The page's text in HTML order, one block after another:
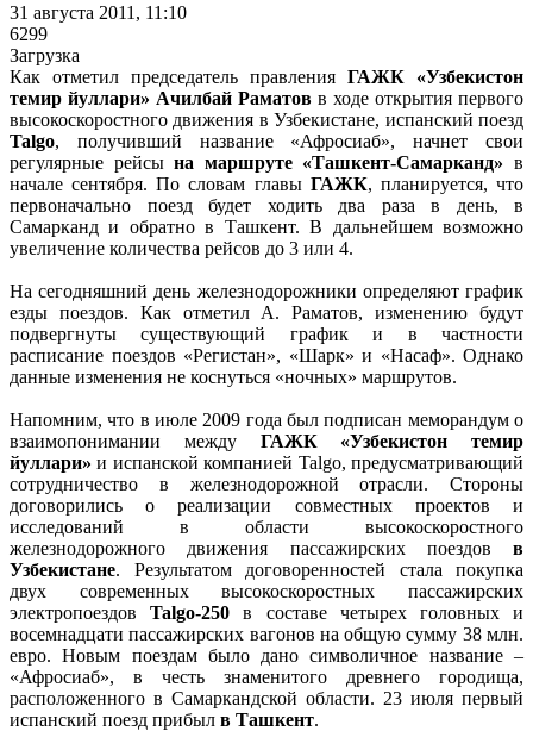
31 августа 2011, 11:10
6299
Загрузка
Как отметил председатель правления ГАЖК «Узбекистон
темир йуллари» Ачилбай Раматов в ходе открытия первого
высокоскоростного движения в Узбекистане, испанский поезд
Talgo, получивший название «Афросиаб», начнет свои
регулярные рейсына маршруте «Ташкент-Самарканд» в
начале сентября. По словам главы ГАЖК, планируется, что
первоначально поезд будет ходить два раза в день, в
Самарканд и обратно в Ташкент. В дальнейшем возможно
увеличение количества рейсов до 3 или 4.
На сегодняшний день железнодорожники определяют график
езды поездов. Как отметил А. Раматов, изменению будут
подвергнуты существующий график и в частности
расписание поездов «Регистан», «Шарк» и «Насаф». Однако
данные изменения не коснуться «ночных» маршрутов.
Напомним, что в июле 2009 года был подписан меморандум о
взаимопонимании между ГАЖК «Узбекистон темир
йуллари» и испанской компанией Talgo, предусматривающий
сотрудничество в железнодорожной отрасли. Стороны
договорились о реализации совместных проектов и
исследований в области высокоскоростного
железнодорожного движения пассажирских поездов в
Узбекистане. Результатом договоренностей стала покупка
двух современных высокоскоростных пассажирских
электропоездовTalgo-250 в составе четырех головных и
восемнадцати пассажирских вагонов на общую сумму 38 млн.
евро. Новым поездам было дано символичное название –
«Афросиаб», в честь знаменитого древнего городища,
расположенного в Самаркандской области. 23 июля первый
испанский поезд прибыл в Ташкент.